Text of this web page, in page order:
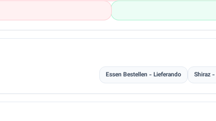
Shiraz
Essen Bestellen - Lieferando